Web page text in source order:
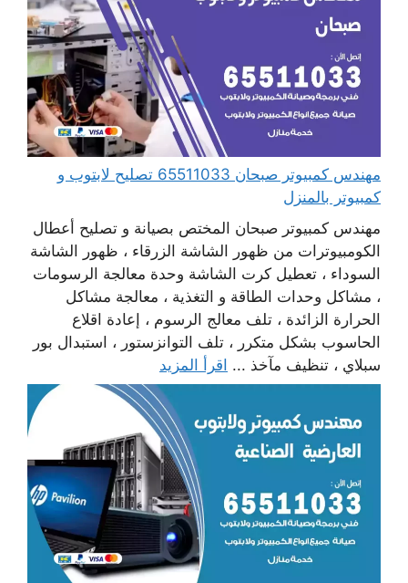
مهندس كمبيوتر صبحان 65511033 تصليح لابتوب و
كمبيوتر بالمنزل
مهندس كمبيوتر صبحان المختص بصيانة و تصليح أعطال
الكومبيوترات من ظهور الشاشة الزرقاء ، ظهور الشاشة
السوداء ، تعطيل كرت الشاشة وحدة معالجة الرسومات
، مشاكل وحدات الطاقة و التغذية ، معالجة مشاكل
الحرارة الزائدة ، تلف معالج الرسوم ، إعادة اقلاع
الحاسوب بشكل متكرر ، تلف التوانزستور ، استبدال بور
سبلاي ، تنظيف مآخذ ... اقرأ المزيد